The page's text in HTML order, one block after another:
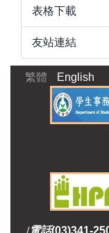
表格下載
友站連結
繁體 English
/電話(03)341-